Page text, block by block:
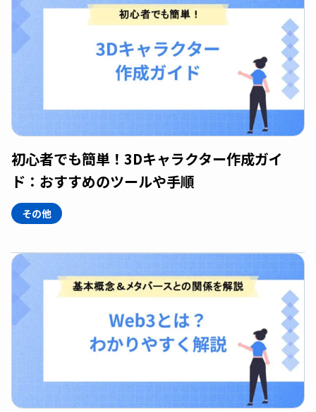
初心者でも簡単！3Dキャラクター作成ガイ
ド：おすすめのツールや手順
その他